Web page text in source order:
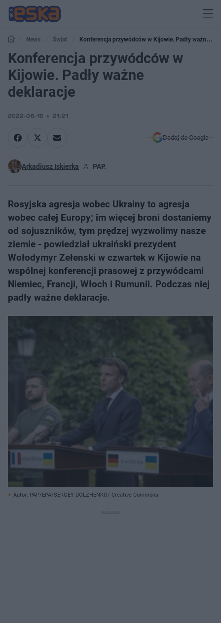
News Świat
Konferencja przywódców w Kijowie. Padły ważne
deklaracje
Konferencja przywódców w
Kijowie. Padły ważne
deklaracje
2022-06-16 21:21
Dodaj do Google
Arkadiusz Iskierka PAP.
Rosyjska agresja wobec Ukrainy to agresja
wobec całej Europy; im więcej broni dostaniemy
od sojuszników, tym prędzej wyzwolimy nasze
ziemie - powiedział ukraiński prezydent
Wołodymyr Zełenski w czwartek w Kijowie na
wspólnej konferencji prasowej z przywódcami
Niemiec, Francji, Włoch i Rumunii. Podczas niej
padły ważne deklaracje.
Autor: PAP/EPA/SERGEY DOLZHENKO/ Creative Commons